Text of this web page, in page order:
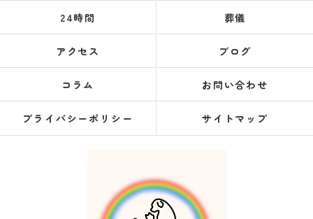
24時間 葬儀
アクセス ブログ
コラム お問い合わせ
プライバシーポリシー サイトマップ